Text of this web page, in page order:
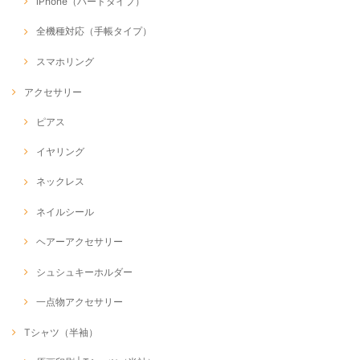
全機種対応（手帳タイプ）
スマホリング
アクセサリー
ピアス
イヤリング
ネックレス
ネイルシール
ヘアーアクセサリー
シュシュキーホルダー
一点物アクセサリー
Tシャツ（半袖）